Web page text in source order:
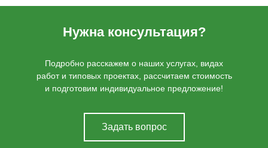
Нужна консультация?
Подробно расскажем о наших услугах, видах
работ и типовых проектах, рассчитаем стоимость
и подготовим индивидуальное предложение!
Задать вопрос